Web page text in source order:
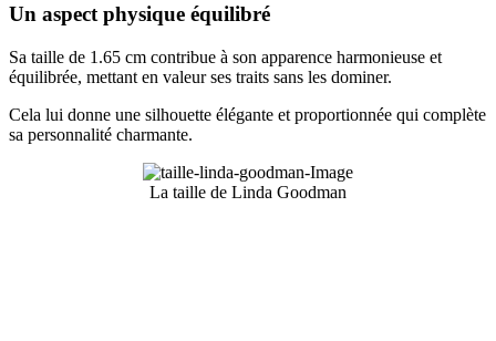
Un aspect physique équilibré
Sa taille de 1.65 cm contribue à son apparence harmonieuse et
équilibrée, mettant en valeur ses traits sans les dominer.
Cela lui donne une silhouette élégante et proportionnée qui complète
sa personnalité charmante.
La taille de Linda Goodman